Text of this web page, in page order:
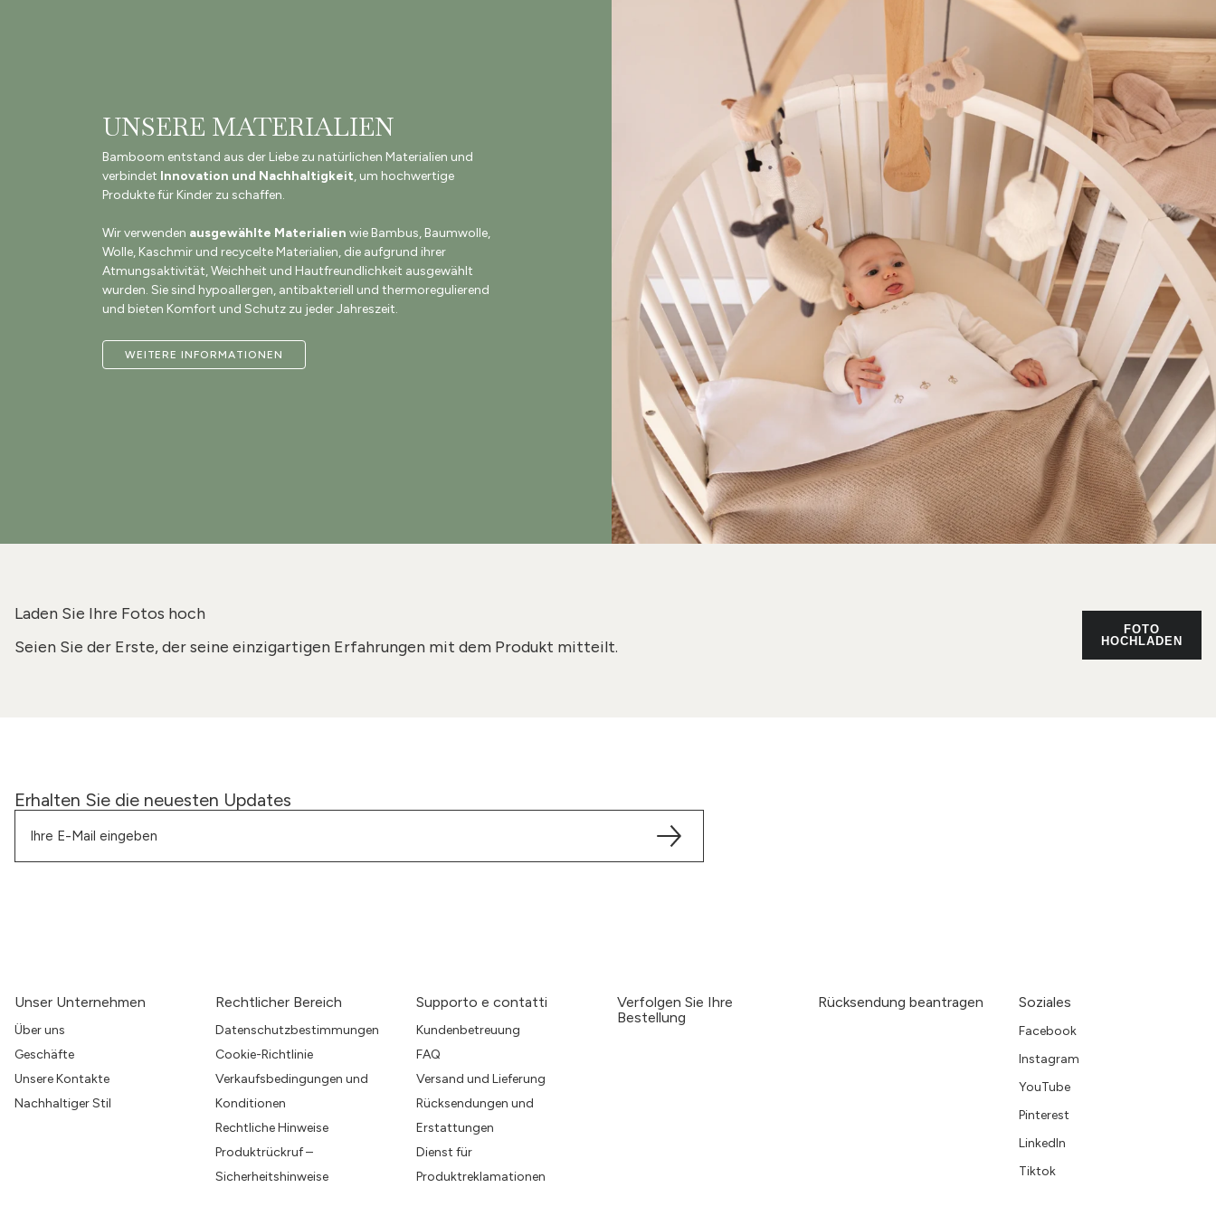
UNSERE MATERIALIEN
Bamboom entstand aus der Liebe zu natürlichen Materialien und
verbindet Innovation und Nachhaltigkeit, um hochwertige
Produkte für Kinder zu schaffen.
Wir verwenden ausgewählte Materialien wie Bambus, Baumwolle,
Wolle, Kaschmir und recycelte Materialien, die aufgrund ihrer
Atmungsaktivität, Weichheit und Hautfreundlichkeit ausgewählt
wurden. Sie sind hypoallergen, antibakteriell und thermoregulierend
und bieten Komfort und Schutz zu jeder Jahreszeit.
WEITERE INFORMATIONEN
Laden Sie Ihre Fotos hoch
Seien Sie der Erste, der seine einzigartigen Erfahrungen mit dem Produkt mitteilt.
FOTO
HOCHLADEN
Erhalten Sie die neuesten Updates
Unser Unternehmen
Über uns
Geschäfte
Unsere Kontakte
Nachhaltiger Stil
Rechtlicher Bereich
Datenschutzbestimmungen
Cookie-Richtlinie
Verkaufsbedingungen und
Konditionen
Rechtliche Hinweise
Produktrückruf –
Sicherheitshinweise
Supporto e contatti
Kundenbetreuung
FAQ
Versand und Lieferung
Rücksendungen und
Erstattungen
Dienst für
Produktreklamationen
Verfolgen Sie Ihre
Bestellung
Rücksendung beantragen Soziales
Facebook
Instagram
YouTube
Pinterest
LinkedIn
Tiktok